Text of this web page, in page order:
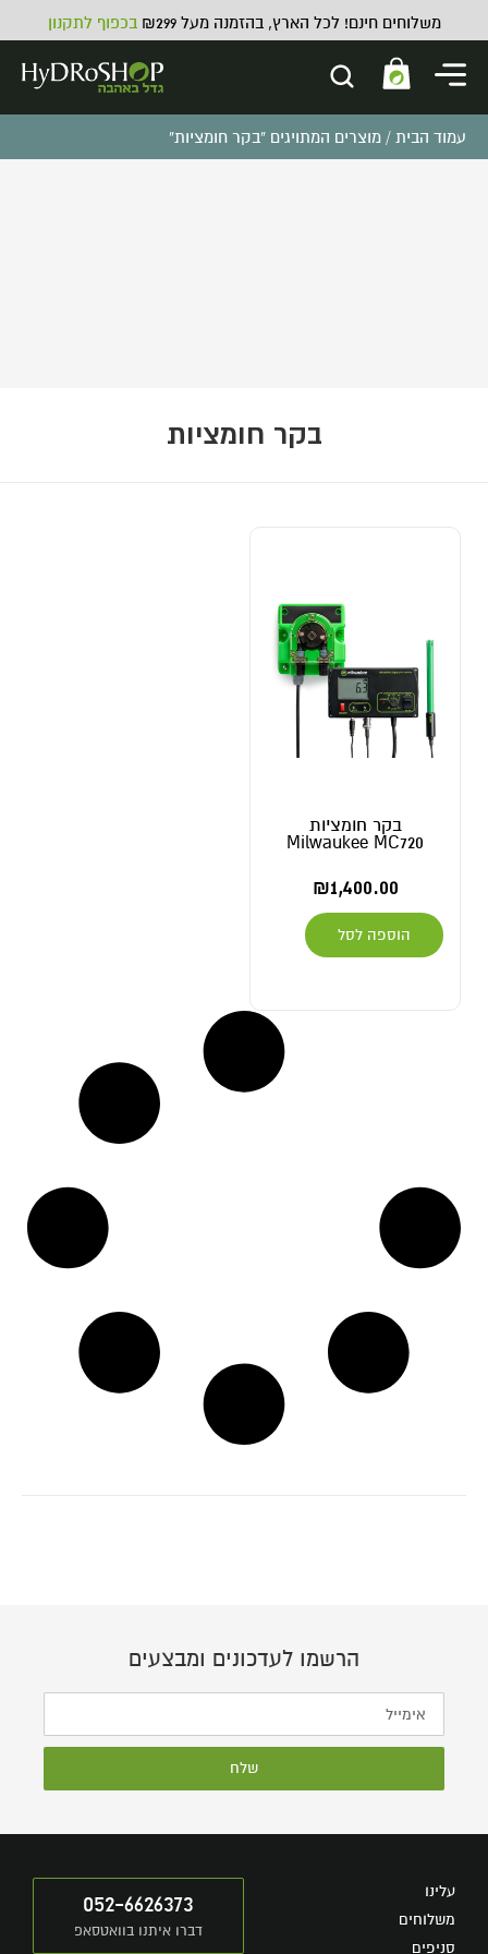
משלוחים חינם! לכל הארץ, בהזמנה מעל ₪299 בכפוף לתקנון
עמוד הבית / מוצרים המתויגים “בקר חומציות”
בקר חומציות
בקר חומציות
Milwaukee MC720
₪1,400.00
הוספה לסל
הרשמו לעדכונים ומבצעים
שלח
עלינו
משלוחים
סניפים
052-6626373
דברו איתנו בוואטסאפ